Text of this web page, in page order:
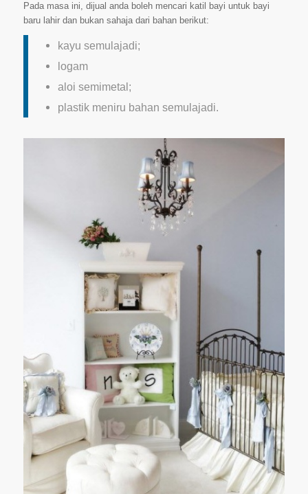
Pada masa ini, dijual anda boleh mencari katil bayi untuk bayi
baru lahir dan bukan sahaja dari bahan berikut:
kayu semulajadi;
logam
aloi semimetal;
plastik meniru bahan semulajadi.